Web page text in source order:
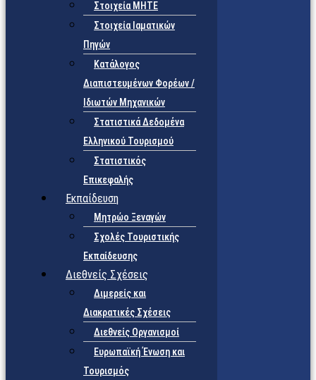
Στοιχεία ΜΗΤΕ
Στοιχεία Ιαματικών
Πηγών
Κατάλογος
Διαπιστευμένων Φορέων /
Ιδιωτών Μηχανικών
Στατιστικά Δεδομένα
Ελληνικού Τουρισμού
Στατιστικός
Επικεφαλής
Εκπαίδευση
Μητρώο Ξεναγών
Σχολές Τουριστικής
Εκπαίδευσης
Διεθνείς Σχέσεις
Διμερείς και
Διακρατικές Σχέσεις
Διεθνείς Οργανισμοί
Ευρωπαϊκή Ένωση και
Τουρισμός